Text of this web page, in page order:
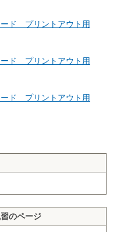
ード プリントアウト用
ード プリントアウト用
ード プリントアウト用
のページ